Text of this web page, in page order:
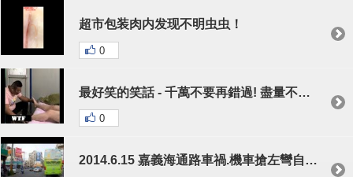
超市包装肉内发现不明虫虫！
0
最好笑的笑話 - 千萬不要再錯過! 盡量不要笑 - 笑的不停哈哈 P16 | Chinese Funny Clips 2017
0
2014.6.15 嘉義海通路車禍.機車搶左彎自小客撞上！